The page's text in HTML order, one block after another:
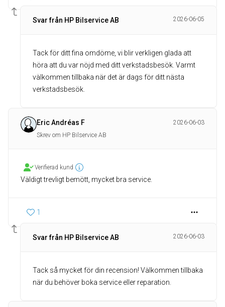
Svar från HP Bilservice AB 2026-06-05
Tack för ditt fina omdöme, vi blir verkligen glada att
höra att du var nöjd med ditt verkstadsbesök. Varmt
välkommen tillbaka när det är dags för ditt nästa
verkstadsbesök.
Eric Andréas F
2026-06-03
Skrev om HP Bilservice AB
Verifierad kund
Väldigt trevligt bemött, mycket bra service.
1
Svar från HP Bilservice AB 2026-06-03
Tack så mycket för din recension! Välkommen tillbaka
när du behöver boka service eller reparation.